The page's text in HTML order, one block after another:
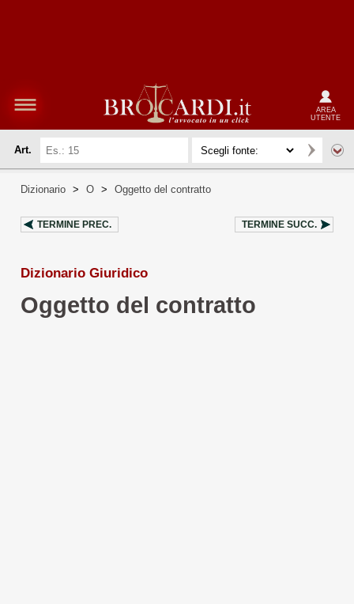
AREA
UTENTE
Art.
Dizionario > O > Oggetto del contratto
TERMINE PREC. TERMINE SUCC.
Dizionario Giuridico
Oggetto del contratto